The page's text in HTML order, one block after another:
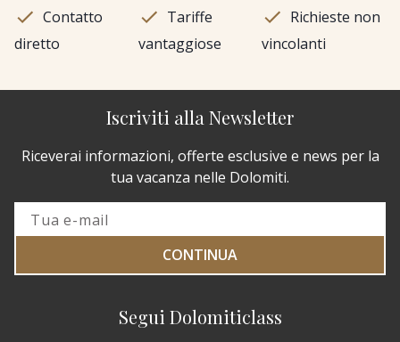
Contatto
diretto
Tariffe
vantaggiose
Richieste non
vincolanti
Segui Dolomiticlass
Iscriviti alla Newsletter
Riceverai informazioni, offerte esclusive e news per la
tua vacanza nelle Dolomiti.
CONTINUA